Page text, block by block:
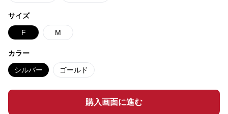
サイズ
F M
カラー
シルバー ゴールド
購入画面に進む